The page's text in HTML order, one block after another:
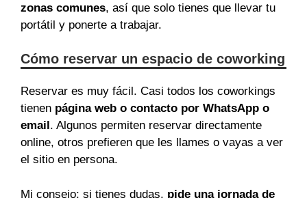
zonas comunes, así que solo tienes que llevar tu
portátil y ponerte a trabajar.
Cómo reservar un espacio de coworking
Reservar es muy fácil. Casi todos los coworkings
tienen página web o contacto por WhatsApp o
email . Algunos permiten reservar directamente
online, otros prefieren que les llames o vayas a ver
el sitio en persona.
Mi consejo: si tienes dudas, pide una jornada de